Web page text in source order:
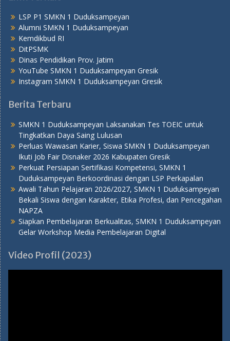
LSP P1 SMKN 1 Duduksampeyan
Alumni SMKN 1 Duduksampeyan
Kemdikbud RI
DitPSMK
Dinas Pendidikan Prov. Jatim
YouTube SMKN 1 Duduksampeyan Gresik
Instagram SMKN 1 Duduksampeyan Gresik
Berita Terbaru
SMKN 1 Duduksampeyan Laksanakan Tes TOEIC untuk
Tingkatkan Daya Saing Lulusan
Perluas Wawasan Karier, Siswa SMKN 1 Duduksampeyan
Ikuti Job Fair Disnaker 2026 Kabupaten Gresik
Perkuat Persiapan Sertifikasi Kompetensi, SMKN 1
Duduksampeyan Berkoordinasi dengan LSP Perkapalan
Awali Tahun Pelajaran 2026/2027, SMKN 1 Duduksampeyan
Bekali Siswa dengan Karakter, Etika Profesi, dan Pencegahan
NAPZA
Siapkan Pembelajaran Berkualitas, SMKN 1 Duduksampeyan
Gelar Workshop Media Pembelajaran Digital
Video Profil (2023)